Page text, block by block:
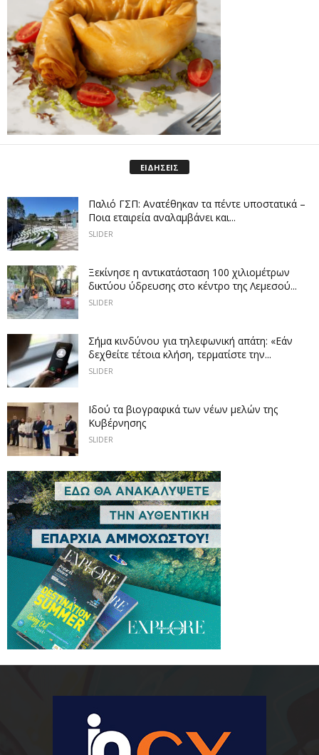
ΕΙΔΗΣΕΙΣ
Παλιό ΓΣΠ: Ανατέθηκαν τα πέντε υποστατικά –
Ποια εταιρεία αναλαμβάνει και...
SLIDER
Ξεκίνησε η αντικατάσταση 100 χιλιομέτρων
δικτύου ύδρευσης στο κέντρο της Λεμεσού...
SLIDER
Σήμα κινδύνου για τηλεφωνική απάτη: «Εάν
δεχθείτε τέτοια κλήση, τερματίστε την...
SLIDER
Ιδού τα βιογραφικά των νέων μελών της
Κυβέρνησης
SLIDER